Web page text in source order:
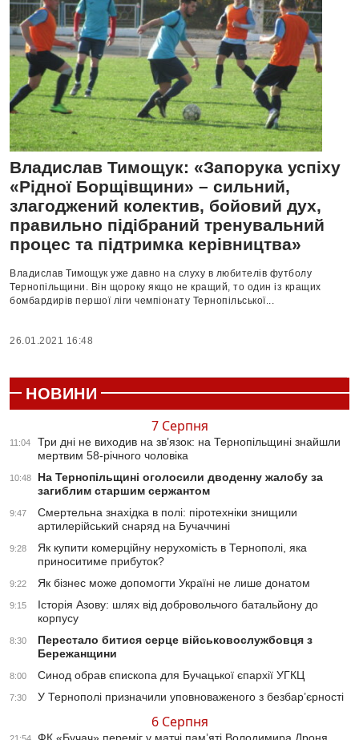
Владислав Тимощук: «Запорука успіху
«Рідної Борщівщини» – сильний,
злагоджений колектив, бойовий дух,
правильно підібраний тренувальний
процес та підтримка керівництва»
Владислав Тимощук уже давно на слуху в любителів футболу
Тернопільщини. Він щороку якщо не кращий, то один із кращих
бомбардирів першої ліги чемпіонату Тернопільської...
26.01.2021 16:48
НОВИНИ
7 Серпня
11:04
Три дні не виходив на зв’язок: на Тернопільщині знайшли
мертвим 58-річного чоловіка
10:48
На Тернопільщині оголосили дводенну жалобу за
загиблим старшим сержантом
9:47
Смертельна знахідка в полі: піротехніки знищили
артилерійський снаряд на Бучаччині
9:28
Як купити комерційну нерухомість в Тернополі, яка
приноситиме прибуток?
9:22 Як бізнес може допомогти Україні не лише донатом
9:15
Історія Азову: шлях від добровольчого батальйону до
корпусу
8:30
Перестало битися серце військовослужбовця з
Бережанщини
8:00 Синод обрав єпископа для Бучацької єпархії УГКЦ
7:30 У Тернополі призначили уповноваженого з безбар’єрності
6 Серпня